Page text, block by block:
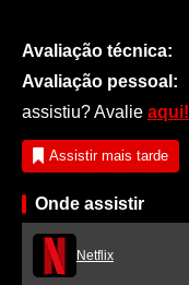
Avaliação técnica:
Avaliação pessoal:
assistiu? Avalie aqui!
Assistir mais tarde
Onde assistir
Netflix